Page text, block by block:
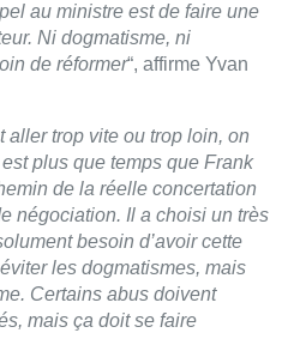
au ministre est de faire une
Ni dogmatisme, ni
de réformer“, affirme Yvan
aller trop vite ou trop loin, on
plus que temps que Frank
de la réelle concertation
négociation. Il a choisi un très
besoin d’avoir cette
les dogmatismes, mais
Certains abus doivent
mais ça doit se faire